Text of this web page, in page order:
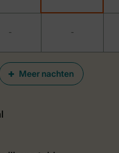
Meer nachten
- -